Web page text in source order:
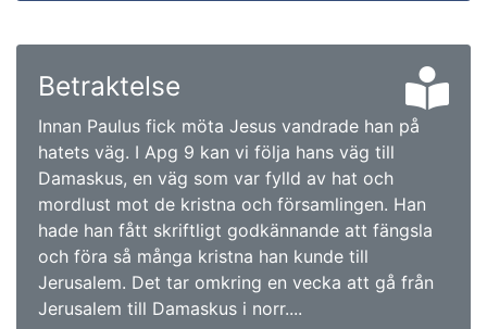
Betraktelse
Innan Paulus fick möta Jesus vandrade han på
hatets väg. I Apg 9 kan vi följa hans väg till
Damaskus, en väg som var fylld av hat och
mordlust mot de kristna och församlingen. Han
hade han fått skriftligt godkännande att fängsla
och föra så många kristna han kunde till
Jerusalem. Det tar omkring en vecka att gå från
Jerusalem till Damaskus i norr....